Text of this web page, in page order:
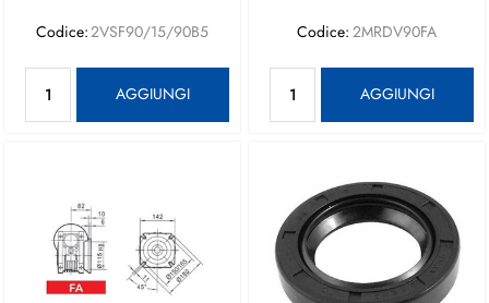
Codice:2VSF90/15/90B5
AGGIUNGI
Codice: 2MRDV90FA
AGGIUNGI